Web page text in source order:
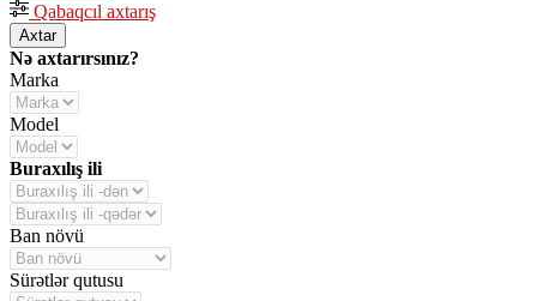
Qabaqcıl axtarış
Axtar
Nə axtarırsınız?
Marka
Model
Buraxılış ili
Ban növü
Sürətlər qutusu